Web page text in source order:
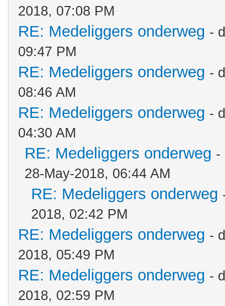
2018, 07:08 PM
RE: Medeliggers onderweg -
09:47 PM
RE: Medeliggers onderweg -
08:46 AM
RE: Medeliggers onderweg -
04:30 AM
RE: Medeliggers onderweg -
28-May-2018, 06:44 AM
RE: Medeliggers onderweg
2018, 02:42 PM
RE: Medeliggers onderweg -
2018, 05:49 PM
RE: Medeliggers onderweg -
2018, 02:59 PM